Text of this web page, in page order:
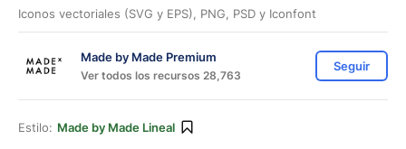
Iconos vectoriales (SVG y EPS), PNG, PSD y Iconfont
Made by Made Premium
Ver todos los recursos 28,763
Seguir
Estilo: Made by Made Lineal